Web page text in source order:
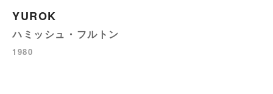
YUROK
ハミッシュ・フルトン
1980